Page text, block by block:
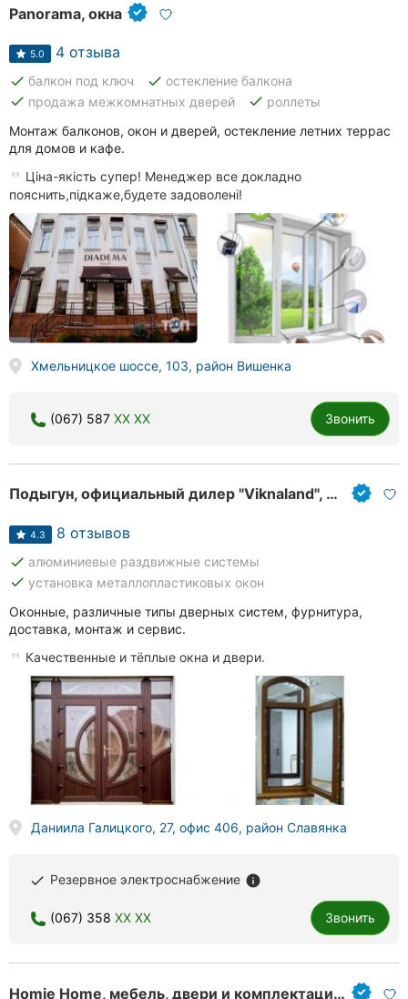
Panorama, окна
5.0 4 отзыва
done балкон под ключ done остекление балкона
done продажа межкомнатных дверей done роллеты
Монтаж балконов, окон и дверей, остекление летних террас
для домов и кафе.
Ціна-якість супер! Менеджер все докладно
пояснить,підкаже,будете задоволені!
Хмельницкое шоссе, 103, район Вишенка
(067) 587 XX XX Звонить
Подыгун, официальный дилер "Viknaland", оконные системы
4.3 8 отзывов
done алюминиевые раздвижные системы
done установка металлопластиковых окон
Оконные, различные типы дверных систем, фурнитура,
доставка, монтаж и сервис.
Качественные и тёплые окна и двери.
Даниила Галицкого, 27, офис 406, район Славянка
done Резервное электроснабжение info
(067) 358 XX XX Звонить
Homie Home, мебель, двери и комплектация дома